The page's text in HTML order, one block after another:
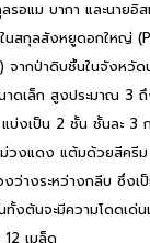
อแม บากา และนายอิ
นสกุลสังหยูดอกใหญ่
จากป่าดิบชื้นในจังหวั
าดเล็ก สูงประมาณ 3
บ่งเป็น 2 ชั้น ชั้นละ 3
วงแดง แต้มด้วยสีครีม
ว่างระหว่างกลีบ ซึ่งเ
งต้นจะมีความโดดเด่
เมล็ด